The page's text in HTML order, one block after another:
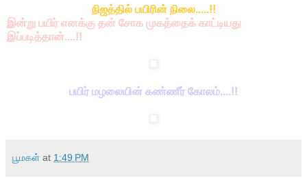
நிஜத்தில் பயிரின் நிலை.....!!
இன்று பயிர் எனக்கு தன் சோக முகத்தைக் காட்டியது
இப்படித்தான்....!!
பயிர் மழலையின் கண்ணீர் கோலம்....!!
பூமகள் at 1:49 PM